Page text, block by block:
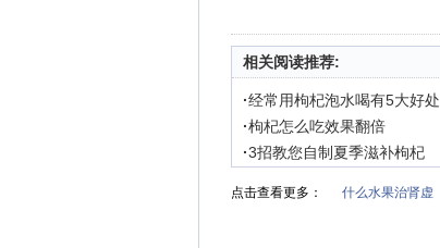
相关阅读推荐:
·经常用枸杞泡水喝有5大好处
·枸杞怎么吃效果翻倍
·3招教您自制夏季滋补枸杞
点击查看更多： 什么水果治肾虚